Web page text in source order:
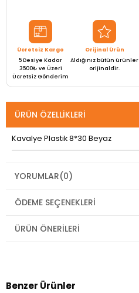
Ücretsiz Kargo
5 Desiye Kadar
3500₺ ve Üzeri
Ücretsiz Gönderim
Orijinal Ürün
Aldığınız bütün ürünler
orijinaldir.
ÜRÜN ÖZELLIKLERI
Kavalye Plastik 8*30 Beyaz
YORUMLAR(0)
ÖDEME SEÇENEKLERI
ÜRÜN ÖNERILERI
Benzer Ürünler